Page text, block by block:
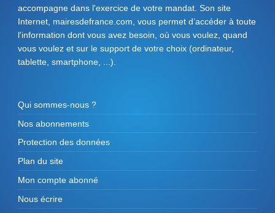
accompagne dans l'exercice de votre mandat. Son site
Internet, mairesdefrance.com, vous permet d’accéder à toute
l'information dont vous avez besoin, où vous voulez, quand
vous voulez et sur le support de votre choix (ordinateur,
tablette, smartphone, ...).
Qui sommes-nous ?
Nos abonnements
Protection des données
Plan du site
Mon compte abonné
Nous écrire